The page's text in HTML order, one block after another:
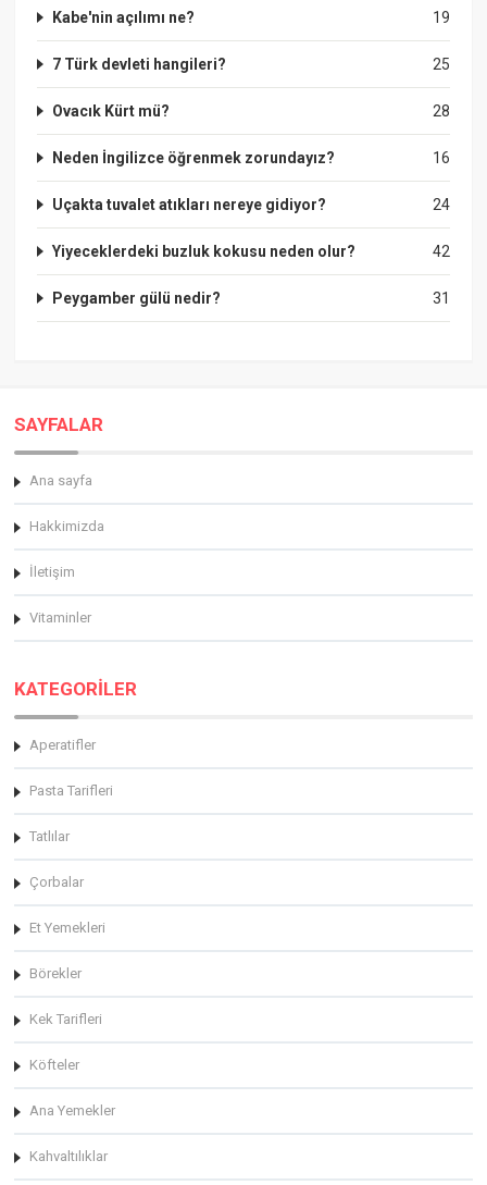
19
Kabe'nin açılımı ne?
25
7 Türk devleti hangileri?
28
Ovacık Kürt mü?
16
Neden İngilizce öğrenmek zorundayız?
24
Uçakta tuvalet atıkları nereye gidiyor?
42
Yiyeceklerdeki buzluk kokusu neden olur?
31
Peygamber gülü nedir?
SAYFALAR
Ana sayfa
Hakkimizda
İletişim
Vitaminler
KATEGORİLER
Aperatifler
Pasta Tarifleri
Tatlılar
Çorbalar
Et Yemekleri
Börekler
Kek Tarifleri
Köfteler
Ana Yemekler
Kahvaltılıklar